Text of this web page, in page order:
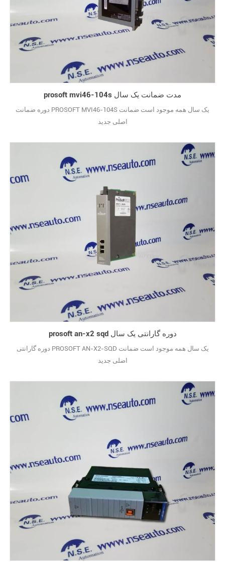
prosoft mvi46-104s مدت ضمانت یک سال
دوره ضمانت PROSOFT MVI46-104S یک سال همه موجود است ضمانت
اصلی جدید
prosoft an-x2 sqd دوره گارانتی یک سال
دوره گارانتی PROSOFT AN-X2-SQD یک سال همه موجود است ضمانت
اصلی جدید